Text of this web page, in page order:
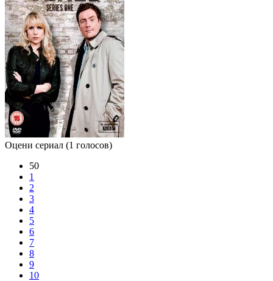
Оцени сериал (1 голосов)
50
1
2
3
4
5
6
7
8
9
10